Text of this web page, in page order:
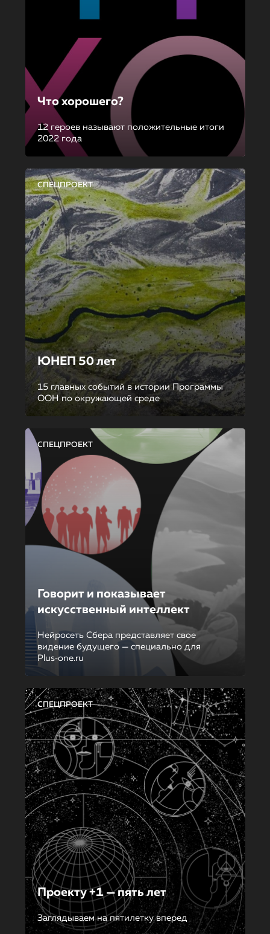
Что хорошего?
12 героев называют положительные итоги
2022 года
СПЕЦПРОЕКТ
ЮНЕП 50 лет
15 главных событий в истории Программы
ООН по окружающей среде
СПЕЦПРОЕКТ
Говорит и показывает
искусственный интеллект
Нейросеть Сбера представляет свое
видение будущего — специально для
Plus‑one.ru
СПЕЦПРОЕКТ
Проекту +1 — пять лет
Заглядываем на пятилетку вперед